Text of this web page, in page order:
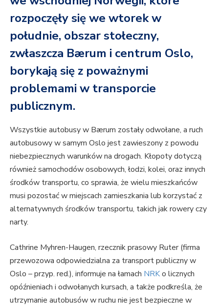
rozpoczęły się we wtorek w
południe, obszar stołeczny,
zwłaszcza Bærum i centrum Oslo,
borykają się z poważnymi
problemami w transporcie
publicznym.
Wszystkie autobusy w Bærum zostały odwołane, a ruch
autobusowy w samym Oslo jest zawieszony z powodu
niebezpiecznych warunków na drogach. Kłopoty dotyczą
również samochodów osobowych, łodzi, kolei, oraz innych
środków transportu, co sprawia, że wielu mieszkańców
musi pozostać w miejscach zamieszkania lub korzystać z
alternatywnych środków transportu, takich jak rowery czy
narty.
Cathrine Myhren-Haugen, rzecznik prasowy Ruter (firma
przewozowa odpowiedzialna za transport publiczny w
Oslo – przyp. red.), informuje na łamach NRKo licznych
opóźnieniach i odwołanych kursach, a także podkreśla, że
utrzymanie autobusów w ruchu nie jest bezpieczne w